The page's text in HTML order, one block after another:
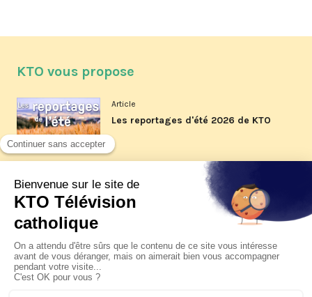
KTO vous propose
Article
Les reportages d'été 2026 de KTO
La visite pastorale du pape Léon
XIV à Assise à suivre sur KTO le
jeudi 6 août
Le pape en Uruguay, Argentine et
Pérou du 6 au 17 novembre 2026